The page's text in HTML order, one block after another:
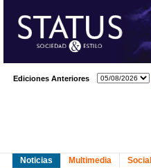
Ediciones Anteriores
Noticias
Multimedia